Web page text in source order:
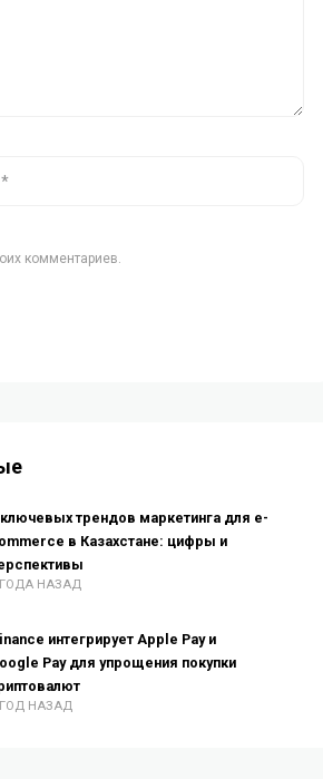
комментариев.
трендов маркетинга для e-
в Казахстане: цифры и
ГОДА НАЗАД
интегрирует Apple Pay и
Pay для упрощения покупки
ГОД НАЗАД